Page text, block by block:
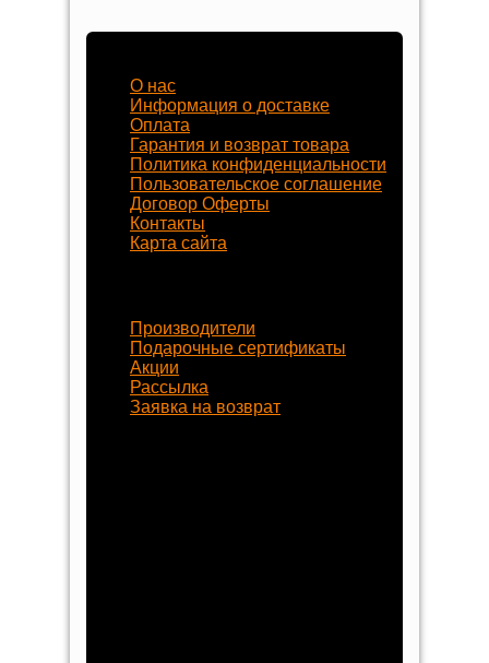
Наш магазин
О нас
Информация о доставке
Оплата
Гарантия и возврат товара
Политика конфиденциальности
Пользовательское соглашение
Договор Оферты
Контакты
Карта сайта
Производители
Подарочные сертификаты
Акции
Рассылка
Заявка на возврат